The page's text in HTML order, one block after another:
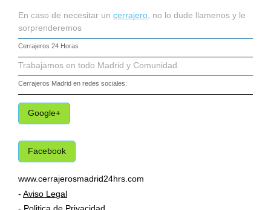
En caso de necesitar un cerrajero , no lo dude llamenos y le
sorprenderemos
Cerrajeros 24 Horas
Trabajamos en todo Madrid y Comunidad.
Cerrajeros Madrid en redes sociales:
Google+
Facebook
www.cerrajerosmadrid24hrs.com
- Aviso Legal